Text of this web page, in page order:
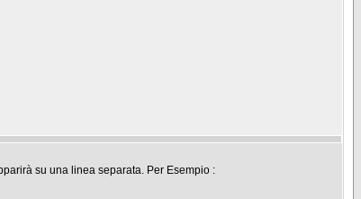
su una linea separata. Per Esempio :